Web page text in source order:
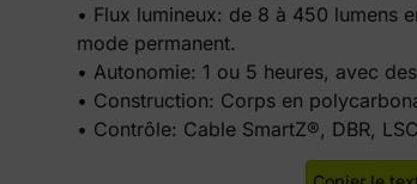
• Flux lumineux: de 8 à 450 lumens
mode permanent.
• Autonomie: 1 ou 5 heures, avec
• Construction: Corps en
• Contrôle: Cable SmartZ®, DBR,